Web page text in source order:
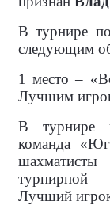
В турнире по
следующим
1 место –
Лучшим
В турнире
команда
турнирной
Лучший